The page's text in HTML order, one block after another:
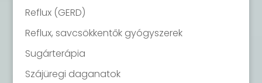
Reflux (GERD)
Reflux, savcsökkentők gyógyszerek
Sugárterápia
Szájüregi daganatok